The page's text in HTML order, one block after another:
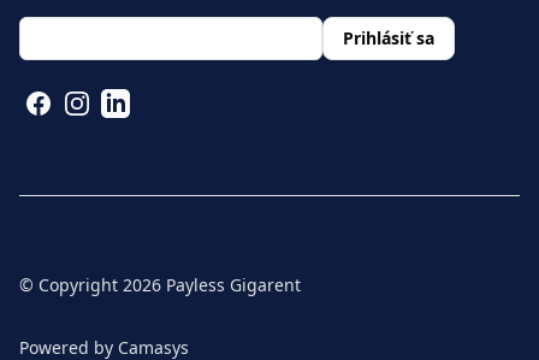
layout.footer.newsletter.fields.email*
Prihlásiť sa
FACEBOOK
INSTAGRAM
LINKEDIN
© Copyright 2026 Payless Gigarent
Powered by Camasys